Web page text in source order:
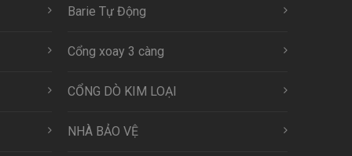
Barie Tự Động
Cổng xoay 3 càng
CỔNG DÒ KIM LOẠI
NHÀ BẢO VỆ